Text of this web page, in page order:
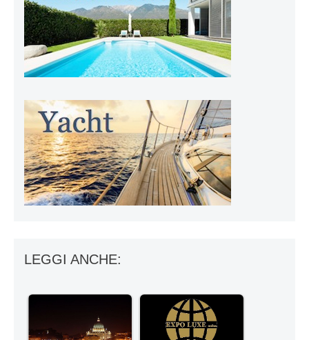
LEGGI ANCHE: